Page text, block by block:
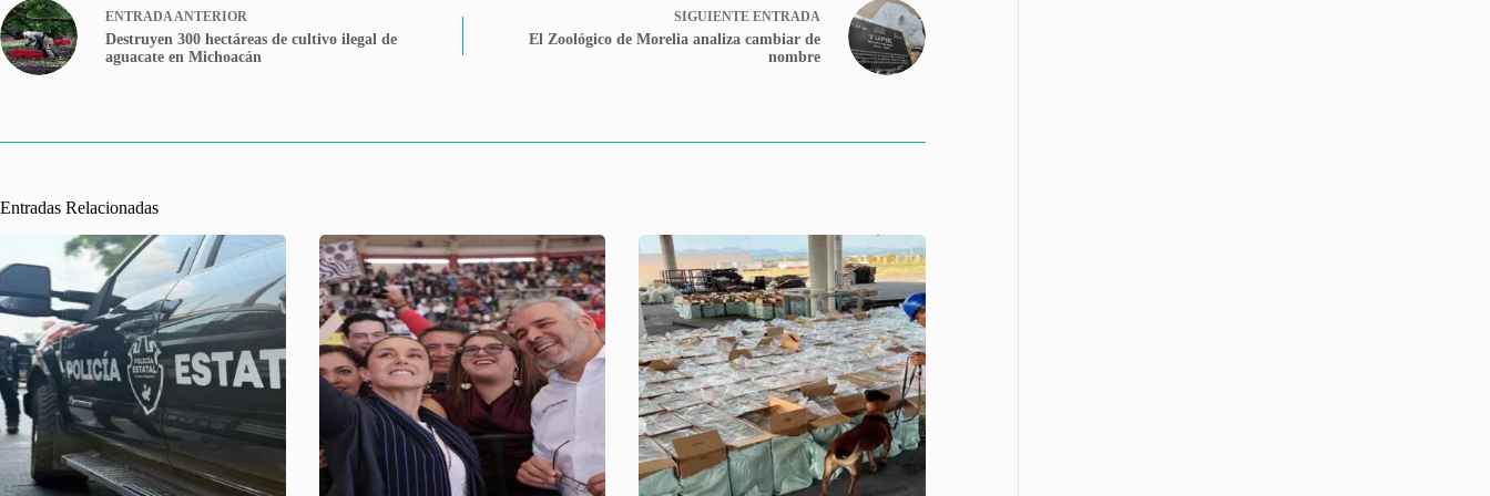
ENTRADAANTERIOR
Destruyen 300 hectáreas de cultivo ilegal de
aguacate en Michoacán
SIGUIENTE ENTRADA
El Zoológico de Morelia analiza cambiar de
nombre
Entradas Relacionadas